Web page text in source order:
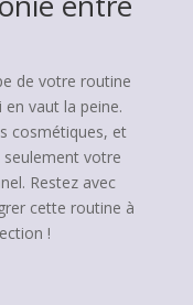
de votre routine
vaut la peine.
cosmétiques, et
votre
Restez avec
cette routine à
!